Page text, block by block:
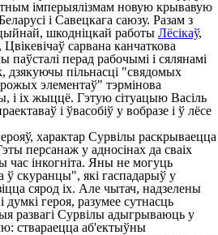
імперыялізмам новую крывавую
і Савецкага саюзу. Разам з
шкодніцкай работы Лёсікаў,
Цвікевічаў сарвана канчаткова
перад рабочымі і сялянамі
дзякуючы пільнасці "свядомых
элементаў" тэрмінова
і іх жыццё. Гэтую сітуацыю Васіль
і ўвасобіў у вобразе і ў лёсе
характар Сурвілы раскрываецца
персанаж у адносінах да сваіх
час інкогніта. Яны не могуць
скуранцы", які гаспадарыў у
сярод іх. Але чытач, надзелены
героя, разумее сутнасць
развагі Сурвілы адыгрываюць у
ствараецца аб'ектыўны